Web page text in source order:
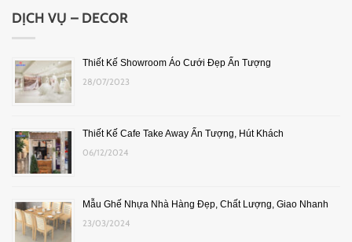
DỊCH VỤ – DECOR
Thiết Kế Showroom Áo Cưới Đẹp Ấn Tượng
28/07/2023
Thiết Kế Cafe Take Away Ấn Tượng, Hút Khách
06/12/2024
Mẫu Ghế Nhựa Nhà Hàng Đẹp, Chất Lượng, Giao Nhanh
23/03/2024